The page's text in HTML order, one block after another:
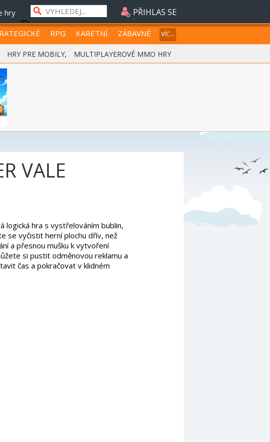
hry PŘIHLAS SE
RPG KARETNÍ ZÁBAVNÉ VÍC...
HRY PRE MOBILY, MULTIPLAYEROVÉ MMO HRY
VALE
logická hra s vystřelováním bublin,
se vyčistit herní plochu dřív, než
a přesnou mušku k vytvoření
si pustit odměnovou reklamu a
čas a pokračovat v klidném